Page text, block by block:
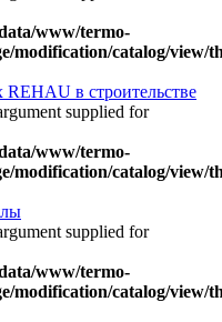
www/termo-
modification/catalog/view/
в строительстве
supplied for
www/termo-
modification/catalog/view/
supplied for
www/termo-
modification/catalog/view/